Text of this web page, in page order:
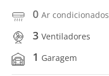
0 Ar condicionados
3 Ventiladores
1 Garagem